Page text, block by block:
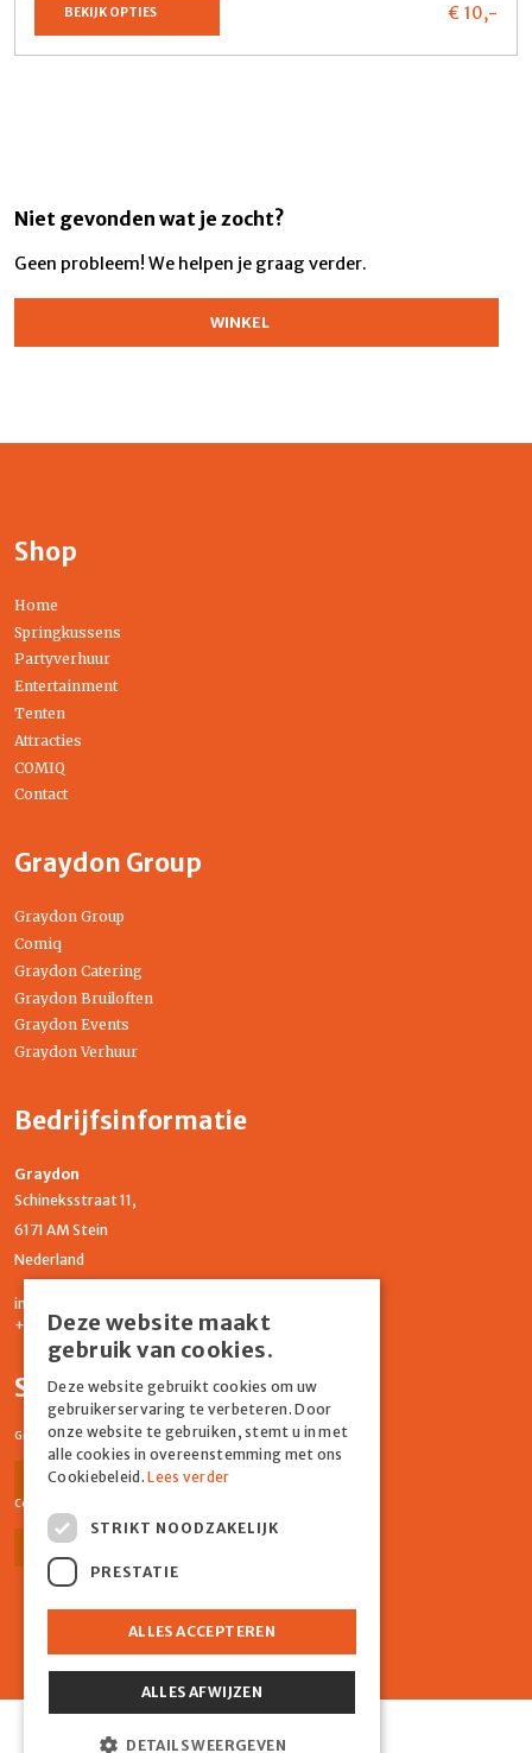
BEKIJK OPTIES € 10,-
Niet gevonden wat je zocht?
Geen probleem! We helpen je graag verder.
WINKEL
Shop
Home
Springkussens
Partyverhuur
Entertainment
Tenten
Attracties
COMIQ
Contact
Graydon Group
Graydon Group
Comiq
Graydon Catering
Graydon Bruiloften
Graydon Events
Graydon Verhuur
Bedrijfsinformatie
Graydon
Schineksstraat 11,
6171 AM Stein
Nederland
info@graydonevents.nl
+316 11435859
Social media
Graydon Events
Facebook Instagram
Comiq
Facebook
Powered by Marker Media
Deze website maakt
gebruik van cookies.
Deze website gebruikt cookies om uw
gebruikerservaring te verbeteren. Door
onze website te gebruiken, stemt u in met
alle cookies in overeenstemming met ons
Cookiebeleid.Lees verder
STRIKT NOODZAKELIJK
PRESTATIE
ALLES ACCEPTEREN
ALLES AFWIJZEN
DETAILS WEERGEVEN